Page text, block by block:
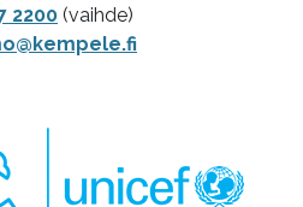
2200 (vaihde)